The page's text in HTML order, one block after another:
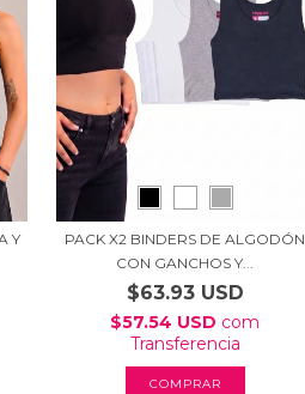
Y
PACK X2 BINDERS DE ALGODÓN
CON GANCHOS Y...
$63.93 USD
$57.54 USD com
Transferencia
COMPRAR